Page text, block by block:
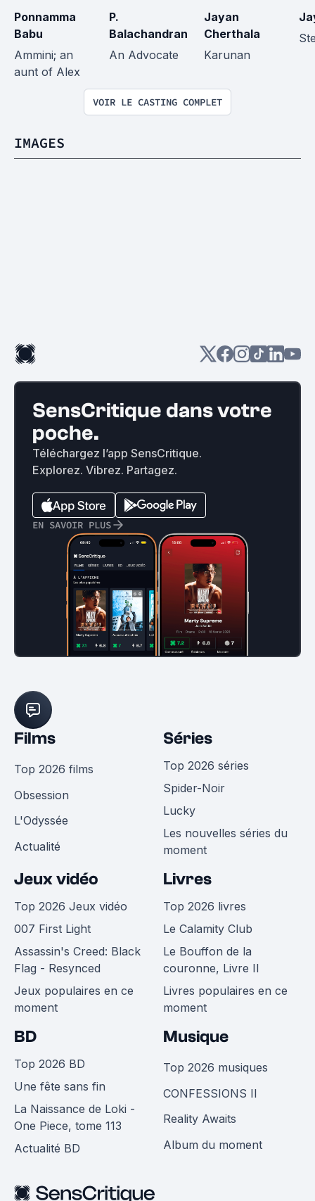
Ponnamma
Babu
Ammini; an
aunt of Alex
P.
Balachandran
An Advocate
Jayan
Cherthala
Karunan
VOIR LE CASTING COMPLET
IMAGES
SensCritique dans votre
poche.
Téléchargez l’app SensCritique.
Explorez. Vibrez. Partagez.
EN SAVOIR PLUS
Films
Top 2026 films
Obsession
L'Odyssée
Actualité
Séries
Top 2026 séries
Spider-Noir
Lucky
Les nouvelles séries du
moment
Jeux vidéo
Top 2026 Jeux vidéo
007 First Light
Assassin's Creed: Black
Flag - Resynced
Jeux populaires en ce
moment
Livres
Top 2026 livres
Le Calamity Club
Le Bouffon de la
couronne, Livre II
Livres populaires en ce
moment
BD
Top 2026 BD
Une fête sans fin
La Naissance de Loki -
One Piece, tome 113
Actualité BD
Musique
Top 2026 musiques
CONFESSIONS II
Reality Awaits
Album du moment